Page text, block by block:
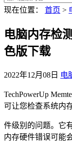
现在位置： 首页 >
电脑内存检
色版下载
2022年12月08日 电
TechPowerUp
可让您检查系统内
件级别的问题。它
内存硬件错误可能